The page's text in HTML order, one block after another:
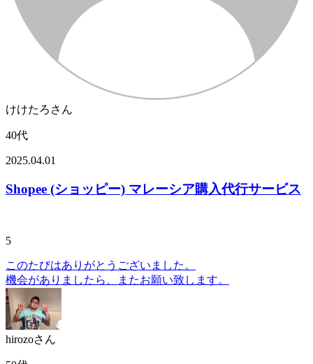
けけたろさん
40代
2025.04.01
Shopee (ショッピー) マレーシア購入代行サービス
5
このたびはありがとうございました。
機会がありましたら、またお願い致します。
hirozoさん